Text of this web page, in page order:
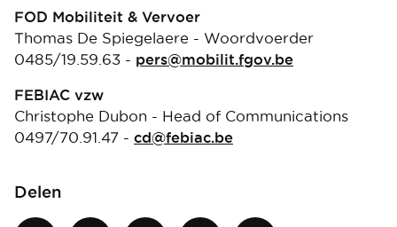
Delen
FOD Mobiliteit & Vervoer
Thomas De Spiegelaere - Woordvoerder
0485/19.59.63 - pers@mobilit.fgov.be
FEBIAC vzw
Christophe Dubon - Head of Communications
0497/70.91.47 - cd@febiac.be